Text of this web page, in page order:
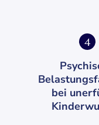
4
bei